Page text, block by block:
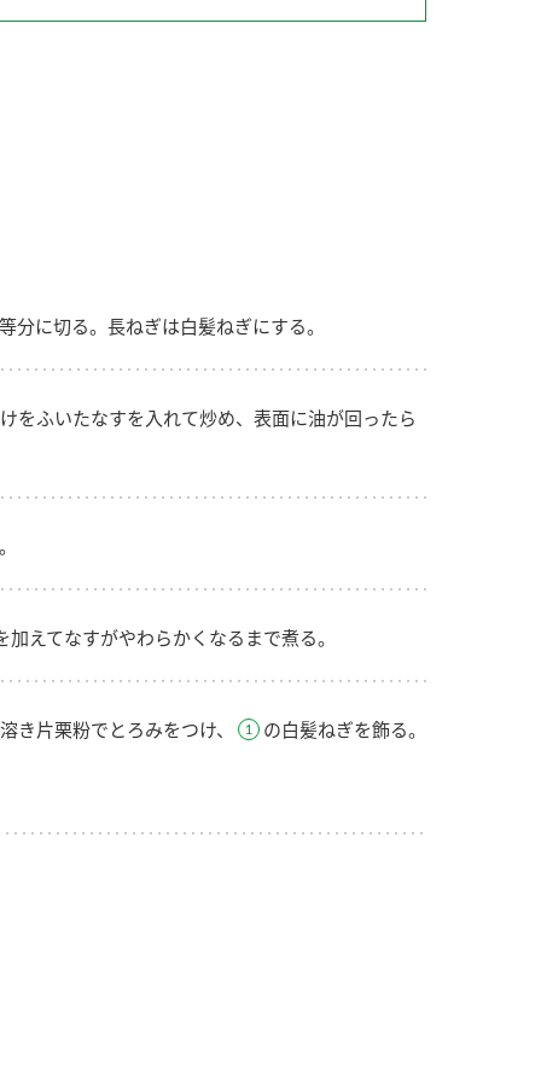
分に切る。長ねぎは白髪ねぎにする。
をふいたなすを入れて炒め、表面に油が回ったら
えてなすがやわらかくなるまで煮る。
き片栗粉でとろみをつけ、 の白髪ねぎを飾る。